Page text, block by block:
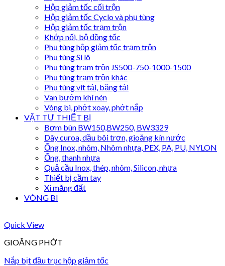
Hộp giảm tốc cối trộn
Hộp giảm tốc Cyclo và phụ tùng
Hộp giảm tốc trạm trộn
Khớp nối, bộ đồng tốc
Phụ tùng hộp giảm tốc trạm trộn
Phụ tùng Si lô
Phụ tùng trạm trộn JS500-750-1000-1500
Phụ tùng trạm trộn khác
Phụ tùng vít tải, băng tải
Van bướm khí nén
Vòng bi, phớt xoay, phớt nắp
VẬT TƯ THIẾT BỊ
Bơm bùn BW150,BW250, BW3329
Dây curoa, dầu bôi trơn, gioăng kín nước
Ống Inox, nhôm, Nhôm nhựa, PEX, PA, PU, NYLON
Ống, thanh nhựa
Quả cầu Inox, thép, nhôm, Silicon, nhựa
Thiết bị cầm tay
Xi măng đất
VÒNG BI
Quick View
GIOĂNG PHỚT
Nắp bịt đầu trục hộp giảm tốc